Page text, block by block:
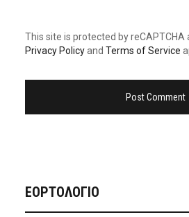
This site is protected by reCAPTCHA
Privacy Policyand Terms of Service
ΕΟΡΤΟΛΟΓΙΟ